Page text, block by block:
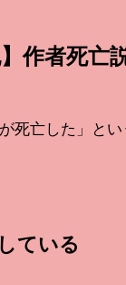
作者死亡
死亡した」と
ている